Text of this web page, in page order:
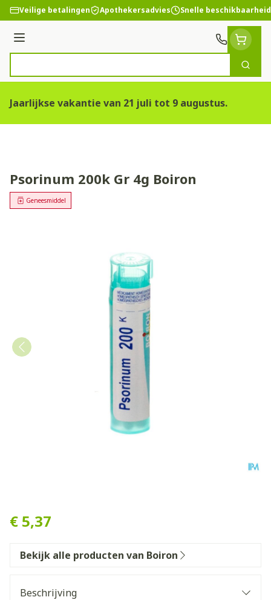
Ga naar de inhoud
Veilige betalingen Apothekersadvies Snelle beschikbaarheid
Menu
Zoek
Jaarlijkse vakantie van 21 juli tot 9 augustus.
Psorinum 200k Gr 4g Boiron
Geneesmiddel
€ 5,37
Bekijk alle producten van Boiron
Beschrijving